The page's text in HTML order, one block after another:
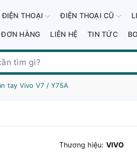
ĐIỆN THOẠI ĐIỆN THOẠI CŨ
HÀNG LIÊN HỆ TIN TỨC
tay Vivo V7 / Y75A
Thương hiệu: VIVO